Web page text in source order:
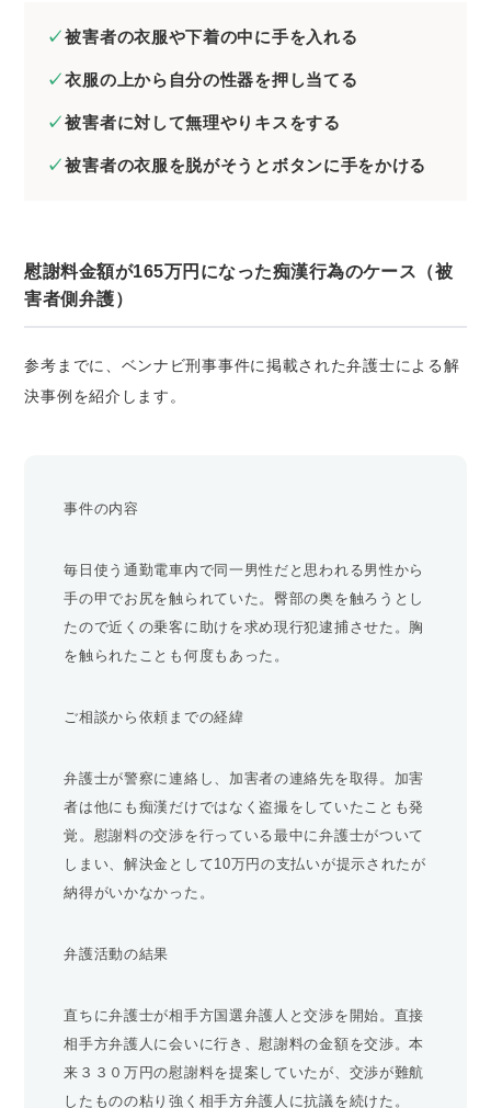
被害者の衣服や下着の中に手を入れる
衣服の上から自分の性器を押し当てる
被害者に対して無理やりキスをする
被害者の衣服を脱がそうとボタンに手をかける
慰謝料金額が165万円になった痴漢行為のケース（被
害者側弁護）
参考までに、ベンナビ刑事事件に掲載された弁護士による解
決事例を紹介します。
事件の内容
毎日使う通勤電車内で同一男性だと思われる男性から
手の甲でお尻を触られていた。臀部の奥を触ろうとし
たので近くの乗客に助けを求め現行犯逮捕させた。胸
を触られたことも何度もあった。
ご相談から依頼までの経緯
弁護士が警察に連絡し、加害者の連絡先を取得。加害
者は他にも痴漢だけではなく盗撮をしていたことも発
覚。慰謝料の交渉を行っている最中に弁護士がついて
しまい、解決金として10万円の支払いが提示されたが
納得がいかなかった。
弁護活動の結果
直ちに弁護士が相手方国選弁護人と交渉を開始。直接
相手方弁護人に会いに行き、慰謝料の金額を交渉。本
来３３０万円の慰謝料を提案していたが、交渉が難航
したものの粘り強く相手方弁護人に抗議を続けた。